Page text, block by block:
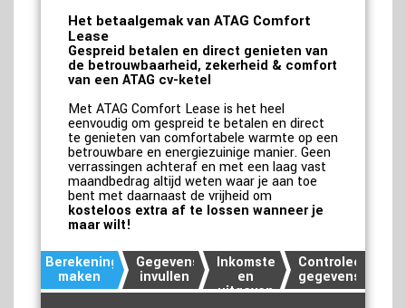
Het betaalgemak van ATAG Comfort
Lease
Gespreid betalen en direct genieten van
de betrouwbaarheid, zekerheid & comfort
van een ATAG cv-ketel
Met ATAG Comfort Lease is het heel
eenvoudig om gespreid te betalen en direct
te genieten van comfortabele warmte op een
betrouwbare en energiezuinige manier. Geen
verrassingen achteraf en met een laag vast
maandbedrag altijd weten waar je aan toe
bent met daarnaast de vrijheid om
kosteloos extra af te lossen wanneer je
maar wilt!
Berekening
maken
Gegevens
invullen
Inkomsten
en
uitgaven
Controleer
gegevens